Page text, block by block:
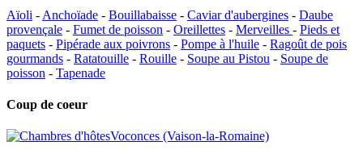
Aïoli - Anchoïade - Bouillabaisse - Caviar d'aubergines - Daube
provençale - Fumet de poisson - Oreillettes - Merveilles - Pieds et
paquets - Pipérade aux poivrons - Pompe à l'huile - Ragoût de pois
gourmands - Ratatouille - Rouille - Soupe au Pistou - Soupe de
poisson - Tapenade
Coup de coeur